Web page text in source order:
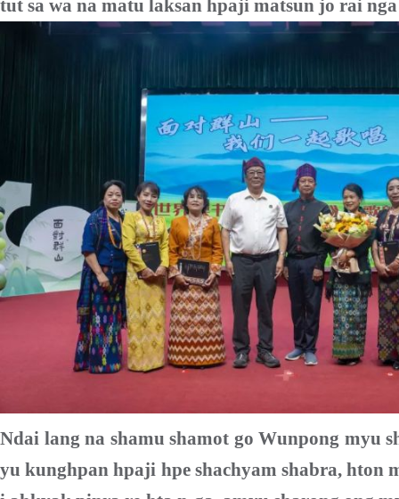
tut sa wa na matu laksan hpaji matsun jo rai
Ndai lang na shamu shamot go Wunpong myu
yu kunghpan hpaji hpe shachyam shabra, hton